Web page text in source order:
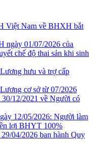
Việt Nam về BHXH bắt
01/07/2026 của
chế độ thai sản khi sinh
hưu và trợ cấp
cơ sở từ 07/2026
12/2021 về Người có
12/05/2026: Người làm
lợi BHYT 100%
04/2026 ban hành Quy